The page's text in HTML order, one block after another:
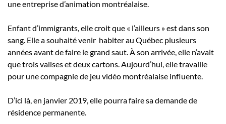
une entreprise d’animation montréalaise.
Enfant d’immigrants, elle croit que « l’ailleurs » est dans son
sang. Elle a souhaité venir habiter au Québec plusieurs
années avant de faire le grand saut. À son arrivée, elle n’avait
que trois valises et deux cartons. Aujourd’hui, elle travaille
pour une compagnie de jeu vidéo montréalaise influente.
D’ici là, en janvier 2019, elle pourra faire sa demande de
résidence permanente.